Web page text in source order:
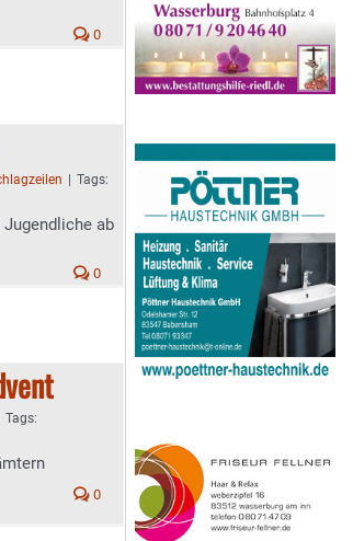
0
Tags:
ab
0
Tags:
0